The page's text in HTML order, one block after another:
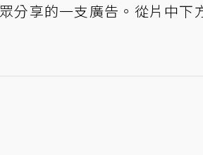
分享的一支廣告。從片中下